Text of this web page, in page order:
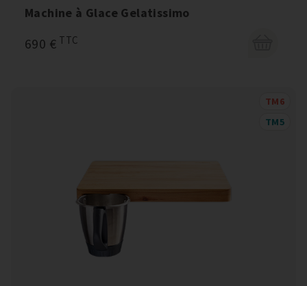
Machine à Glace Gelatissimo
690 € TTC
TM6
TM5